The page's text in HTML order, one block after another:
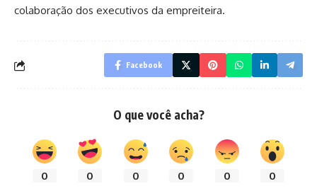
colaboração dos executivos da empreiteira.
Facebook
O que você acha?
0 0 0 0 0 0